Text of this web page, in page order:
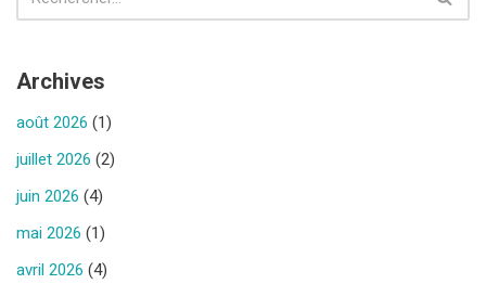
Archives
août 2026 (1)
juillet 2026 (2)
juin 2026 (4)
mai 2026 (1)
avril 2026 (4)